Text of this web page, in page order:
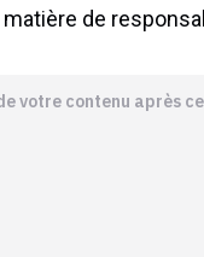
de
votre contenu après